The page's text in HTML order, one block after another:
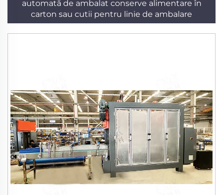
automată de ambalat conserve alimentare în
carton sau cutii pentru linie de ambalare